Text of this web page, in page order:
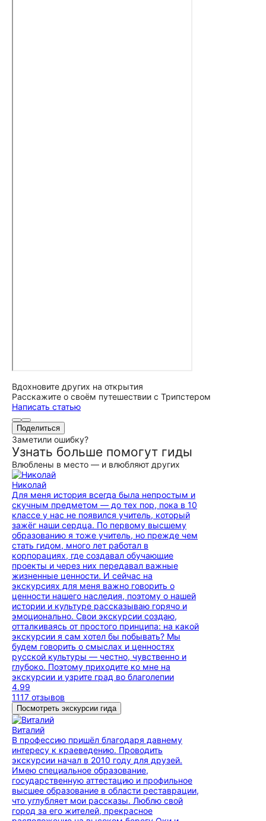
Вдохновите других на открытия
Расскажите о своём путешествии с Трипстером
Написать статью
Поделиться
Заметили ошибку?
Узнать больше помогут гиды
Влюблены в место — и влюбляют других
Николай
Для меня история всегда была непростым и
скучным предметом — до тех пор, пока в 10
классе у нас не появился учитель, который
зажёг наши сердца. По первому высшему
образованию я тоже учитель, но прежде чем
стать гидом, много лет работал в
корпорациях, где создавал обучающие
проекты и через них передавал важные
жизненные ценности. И сейчас на
экскурсиях для меня важно говорить о
ценности нашего наследия, поэтому о нашей
истории и культуре рассказываю горячо и
эмоционально. Свои экскурсии создаю,
отталкиваясь от простого принципа: на какой
экскурсии я сам хотел бы побывать? Мы
будем говорить о смыслах и ценностях
русской культуры — честно, чувственно и
глубоко. Поэтому приходите ко мне на
экскурсии и узрите град во благолепии
4.99
1117 отзывов
Посмотреть экскурсии гида
Виталий
В профессию пришёл благодаря давнему
интересу к краеведению. Проводить
экскурсии начал в 2010 году для друзей.
Имею специальное образование,
государственную аттестацию и профильное
высшее образование в области реставрации,
что углубляет мои рассказы. Люблю свой
город за его жителей, прекрасное